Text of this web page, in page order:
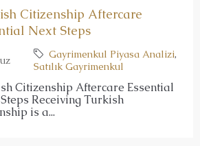
Citizenship Aftercare
Next Steps
Gayrimenkul Piyasa Analizi,
Satılık Gayrimenkul
Citizenship Aftercare Essential
Receiving Turkish
is a...